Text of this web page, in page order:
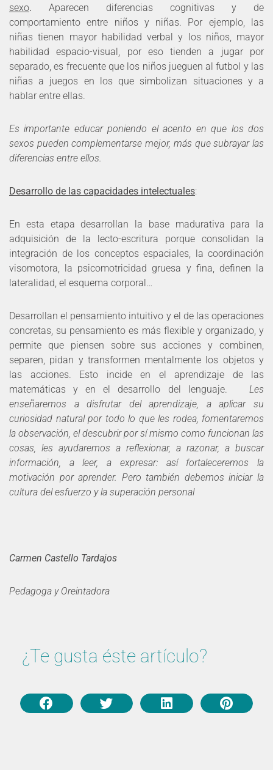
sexo. Aparecen diferencias cognitivas y de
comportamiento entre niños y niñas. Por ejemplo, las
niñas tienen mayor habilidad verbal y los niños, mayor
habilidad espacio-visual, por eso tienden a jugar por
separado, es frecuente que los niños jueguen al futbol y las
niñas a juegos en los que simbolizan situaciones y a
hablar entre ellas.
Es importante educar poniendo el acento en que los dos
sexos pueden complementarse mejor, más que subrayar las
diferencias entre ellos.
Desarrollo de las capacidades intelectuales:
En esta etapa desarrollan la base madurativa para la
adquisición de la lecto-escritura porque consolidan la
integración de los conceptos espaciales, la coordinación
visomotora, la psicomotricidad gruesa y fina, definen la
lateralidad, el esquema corporal…
Desarrollan el pensamiento intuitivo y el de las operaciones
concretas, su pensamiento es más flexible y organizado, y
permite que piensen sobre sus acciones y combinen,
separen, pidan y transformen mentalmente los objetos y
las acciones. Esto incide en el aprendizaje de las
matemáticas y en el desarrollo del lenguaje. Les
enseñaremos a disfrutar del aprendizaje, a aplicar su
curiosidad natural por todo lo que les rodea, fomentaremos
la observación, el descubrir por sí mismo como funcionan las
cosas, les ayudaremos a reflexionar, a razonar, a buscar
información, a leer, a expresar: así fortaleceremos la
motivación por aprender. Pero también debemos iniciar la
cultura del esfuerzo y la superación personal
Carmen Castello Tardajos
Pedagoga y Oreintadora
¿Te gusta éste artículo?